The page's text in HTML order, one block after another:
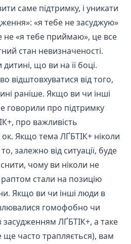
саме підтримку, і уникати
«я тебе не засуджую»
не «я тебе приймаю», це все
стан невизначеності.
що ви на її боці.
відштовхуватися від того,
раніше. Якщо ви чи інші
говорили про підтримку
про важливість
ок. Якщо тема ЛҐБТІК+ ніколи
то, залежно від ситуації, буде
чому ви ніколи не
стали на позицію
Якщо ви чи інші люди в
гомофобно чи
ЛҐБТІК+, а таке
ще часто трапляється), вам